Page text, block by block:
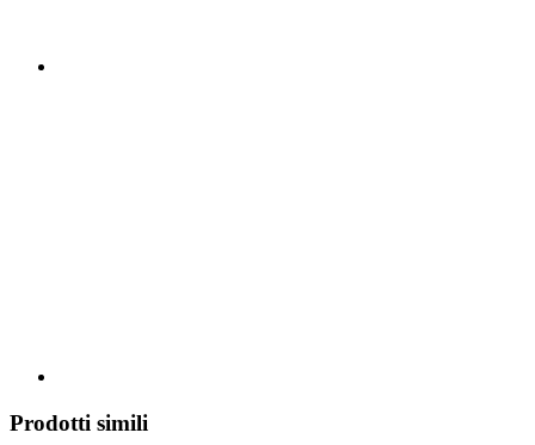
Prodotti simili